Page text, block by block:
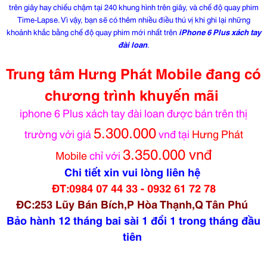
trên giây hay chiếu chậm tại 240 khung hình trên giây, và chế độ quay phim
Time-Lapse. Vì vậy, bạn sẽ có thêm nhiều điều thú vị khi ghi lại những
khoảnh khắc bằng chế độ quay phim mới nhất trên iPhone 6 Plus xách tay
đài loan.
Trung tâm Hưng Phát Mobile đang có
chương trình khuyến mãi
iphone 6 Plus xách tay đài loan được bán trên thị
trường với giá 5.300.000vnđ tại Hưng Phát
Mobilechỉ với 3.350.000 vnđ
Chi tiết xin vui lòng liên hệ
ĐT:0984 07 44 33 - 0932 61 72 78
ĐC:253 Lũy Bán Bích,P Hòa Thạnh,Q Tân Phú
Bảo hành 12 tháng bai sài 1 đổi 1 trong tháng đầu
tiên